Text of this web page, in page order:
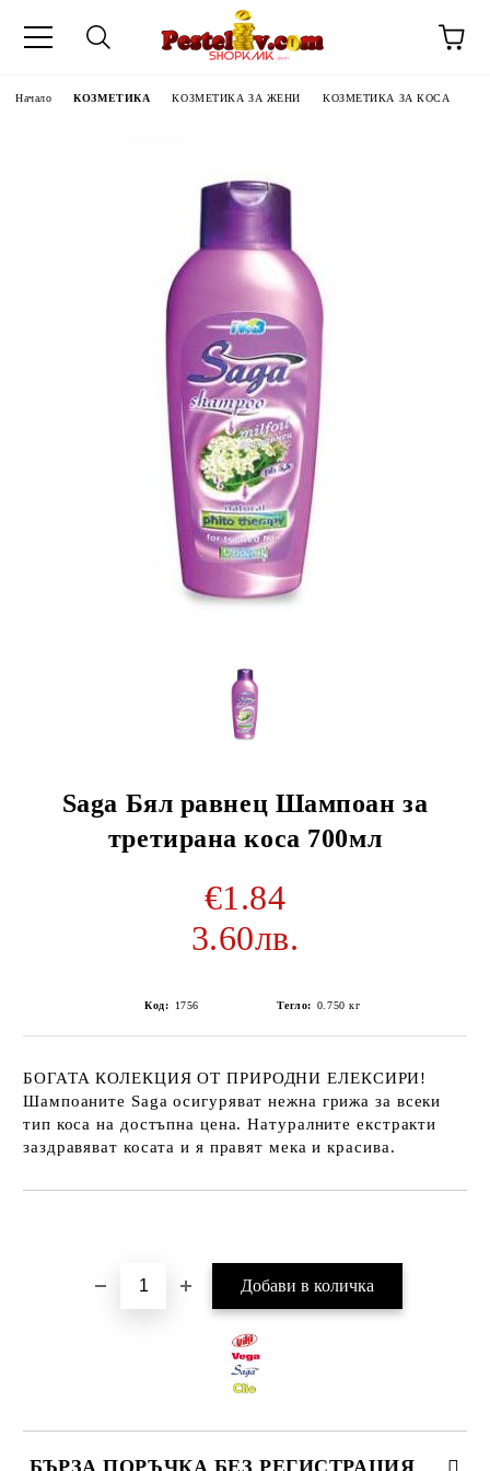
Начало КОЗМЕТИКА КОЗМЕТИКА ЗА ЖЕНИ КОЗМЕТИКА ЗА КОСА
Saga Бял равнец Шампоан за
третирана коса 700мл
€1.84
3.60лв.
Код: 1756 Тегло: 0.750 кг
БОГАТА КОЛЕКЦИЯ ОТ ПРИРОДНИ ЕЛЕКСИРИ!
Шампоаните Saga осигуряват нежна грижа за всеки
тип коса на достъпна цена. Натуралните екстракти
заздравяват косата и я правят мека и красива.
БЪРЗА ПОРЪЧКА БЕЗ РЕГИСТРАЦИЯ